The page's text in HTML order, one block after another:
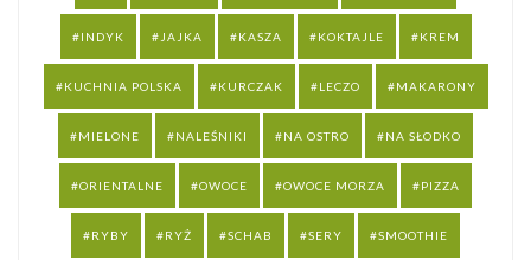
INDYK JAJKA KASZA KOKTAJLE KREM
KUCHNIA POLSKA KURCZAK LECZO MAKARONY
MIELONE NALEŚNIKI NA OSTRO NA SŁODKO
ORIENTALNE OWOCE OWOCE MORZA PIZZA
RYBY RYŻ SCHAB SERY SMOOTHIE